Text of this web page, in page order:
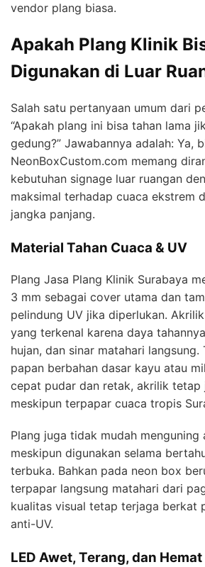
vendor plang biasa.
Apakah Plang Klinik
Digunakan di Luar
Salah satu pertanyaan umum dari
“Apakah plang ini bisa tahan lama
gedung?” Jawabannya adalah: Ya,
NeonBoxCustom.com memang
kebutuhan signage luar ruangan
maksimal terhadap cuaca ekstrem
jangka panjang.
Material Tahan Cuaca & UV
Plang Jasa Plang Klinik Surabaya
3 mm sebagai cover utama dan
pelindung UV jika diperlukan.
yang terkenal karena daya
hujan, dan sinar matahari
papan berbahan dasar kayu atau
cepat pudar dan retak, akrilik tetap
meskipun terpapar cuaca tropis
Plang juga tidak mudah menguning
meskipun digunakan selama
terbuka. Bahkan pada neon box
terpapar langsung matahari dari
kualitas visual tetap terjaga berkat
anti-UV.
LED Awet, Terang, dan